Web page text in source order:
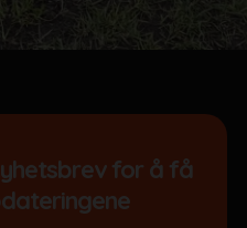
for å få